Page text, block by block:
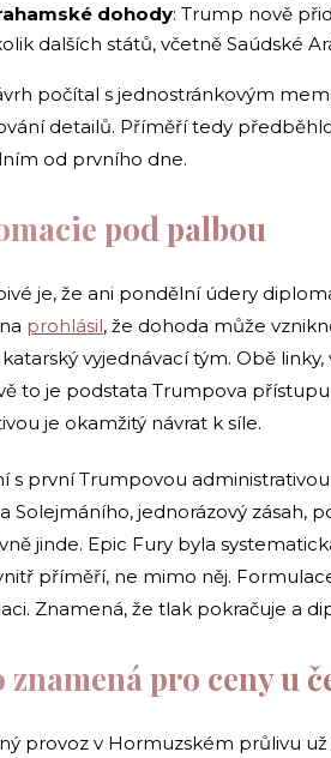
dohody: Trump nově
dalších států, včetně Saúdské
počítal s jednostránkovým
detailů. Příměří tedy
od prvního dne.
pod palbou
je, že ani pondělní údery
prohlásil, že dohoda může
vyjednávací tým. Obě
to je podstata Trumpova
je okamžitý návrat k síle.
s první Trumpovou
Solejmáního, jednorázový zásah,
jinde. Epic Fury byla
příměří, ne mimo něj.
Znamená, že tlak pokračuje a
znamená pro ceny u
provoz v Hormuzském průlivu